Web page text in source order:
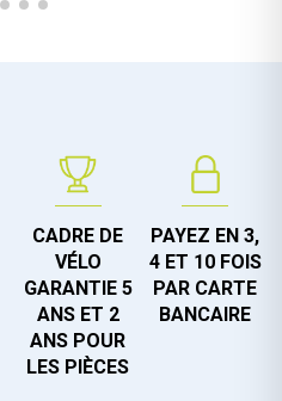
CADRE DE
VÉLO
GARANTIE 5
ANS ET 2
ANS POUR
LES PIÈCES
PAYEZ EN 3,
4 ET 10 FOIS
PAR CARTE
BANCAIRE